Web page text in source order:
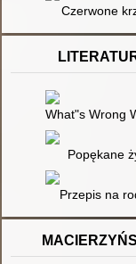
Czerwone
What"s Wrong
Popękane
Przepis na